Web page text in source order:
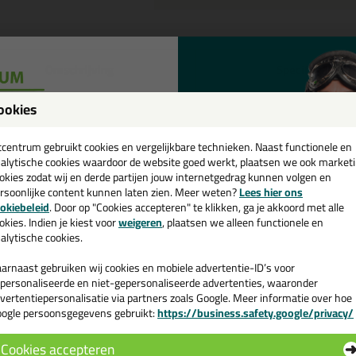
Specificaties
It Silicon 218 in NCS kleur in
de Seal-It Silicon 218 in NCS kleur in NCS S 0510-Y30R vandaag
je meer weten over de toepassing en kenmerken van dit product?Lees
gebruikt cookies en vergelijkbare technieken. Naast functionele en
cookies waardoor de website goed werkt, plaatsen we ook
zodat wij en derde partijen jouw internetgedrag kunnen volgen en
content kunnen laten zien. Meer weten?Lees hier ons
. Door op "Cookies accepteren" te klikken, ga je akkoord met alle
Indien je kiest voorweigeren, plaatsen we alleen functionele en
cookies.
gebruiken wij cookies en mobiele advertentie-ID’s voor
en niet-gepersonaliseerde advertenties, waaronder
via partners zoals Google. Meer informatie over hoe
persoonsgegevens gebruikt:https://business.safety.google/privacy/
Cookies accepteren
💚
en ontvang een
€35,-bij je eerste bestelling!
de actiecode ›